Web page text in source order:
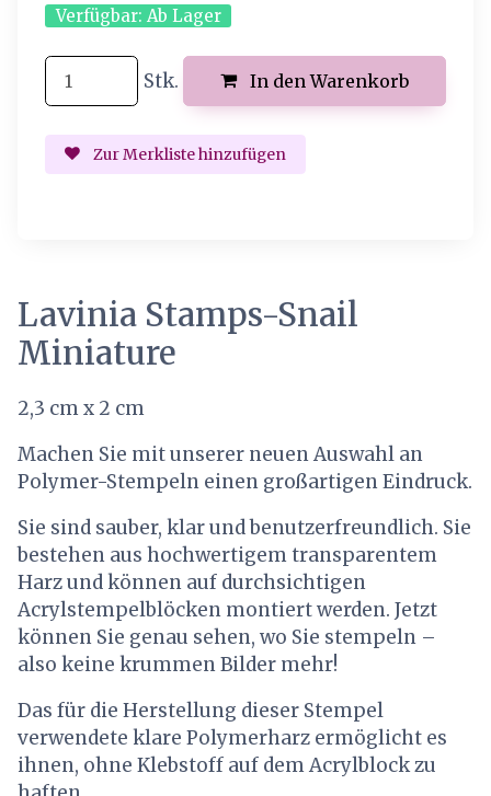
Verfügbar: Ab Lager
Stk. In den Warenkorb
Zur Merkliste hinzufügen
Lavinia Stamps-Snail
Miniature
2,3 cm x 2 cm
Machen Sie mit unserer neuen Auswahl an
Polymer-Stempeln einen großartigen Eindruck.
Sie sind sauber, klar und benutzerfreundlich. Sie
bestehen aus hochwertigem transparentem
Harz und können auf durchsichtigen
Acrylstempelblöcken montiert werden. Jetzt
können Sie genau sehen, wo Sie stempeln –
also keine krummen Bilder mehr!
Das für die Herstellung dieser Stempel
verwendete klare Polymerharz ermöglicht es
ihnen, ohne Klebstoff auf dem Acrylblock zu